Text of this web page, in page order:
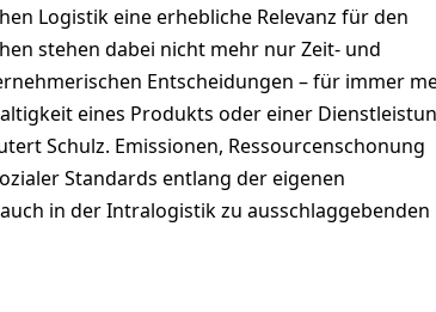
Logistik eine erhebliche Relevanz für den
stehen dabei nicht mehr nur Zeit- und
Entscheidungen – für immer
eines Produkts oder einer
Schulz. Emissionen, Ressourcenschonung
Standards entlang der eigenen
in der Intralogistik zu ausschlaggebenden